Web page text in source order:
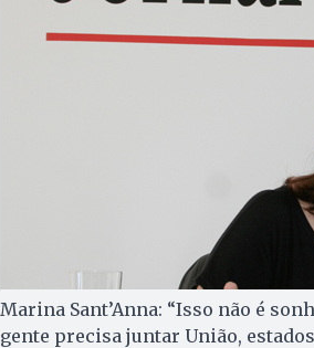
Marina Sant’Anna: “Isso não é
gente precisa juntar União,